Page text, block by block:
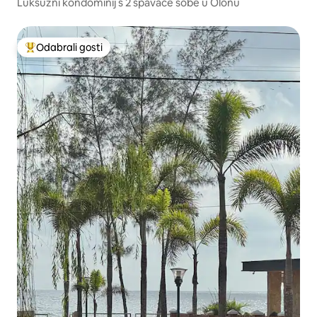
Među najviše rangiranima s oznakom „Odabrali gosti”
Odabrali gosti